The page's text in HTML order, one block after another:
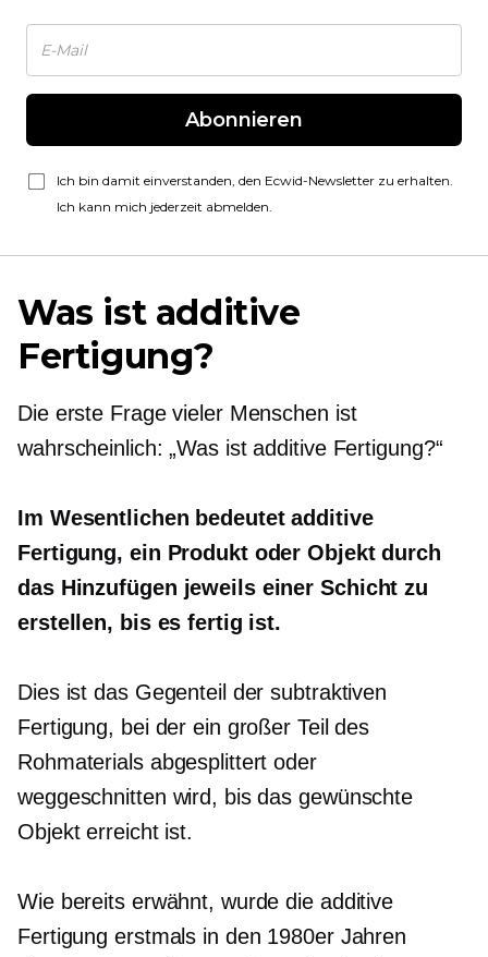
Abonnieren
Ich bin damit einverstanden, den Ecwid-Newsletter zu erhalten.
Ich kann mich jederzeit abmelden.
Was ist additive
Fertigung?
Die erste Frage vieler Menschen ist
wahrscheinlich: „Was ist additive Fertigung?“
Im Wesentlichen bedeutet additive
Fertigung, ein Produkt oder Objekt durch
das Hinzufügen jeweils einer Schicht zu
erstellen, bis es fertig ist.
Dies ist das Gegenteil der subtraktiven
Fertigung, bei der ein großer Teil des
Rohmaterials abgesplittert oder
weggeschnitten wird, bis das gewünschte
Objekt erreicht ist.
Wie bereits erwähnt, wurde die additive
Fertigung erstmals in den 1980er Jahren